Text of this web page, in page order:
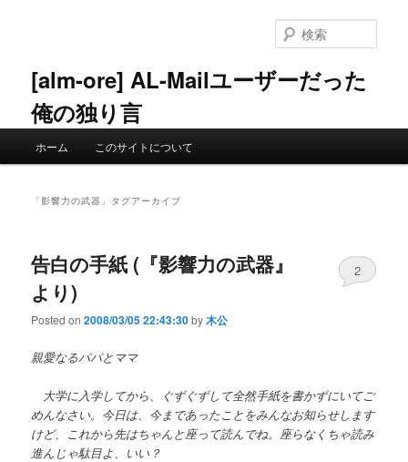
ン
へ
ツ
移
[alm-ore] AL-Mailユーザーだった
俺の独り言
索
ホーム このサイトについて
「影響力の武器 」タグアーカイブ
告白の手紙 (『影響力の武器』
より)
Posted on2008/03/05 22:43:30by木公
2
親愛なるパパとママ
大学に入学してから、ぐずぐずして全然手紙を書かずにいてご
めんなさい。今日は、今まであったことをみんなお知らせします
けど、これから先はちゃんと座って読んでね。座らなくちゃ読み
進んじゃ駄目よ、いい？